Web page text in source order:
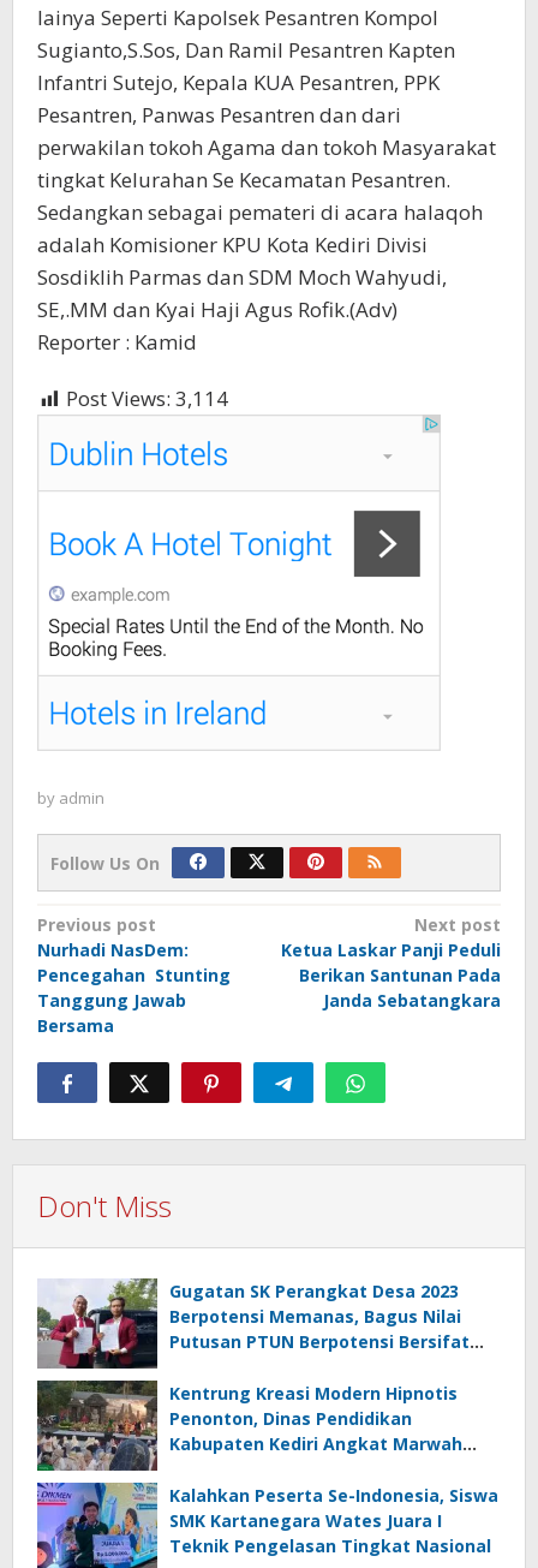
lainya Seperti Kapolsek Pesantren Kompol
Sugianto,S.Sos, Dan Ramil Pesantren Kapten
Infantri Sutejo, Kepala KUA Pesantren, PPK
Pesantren, Panwas Pesantren dan dari
perwakilan tokoh Agama dan tokoh Masyarakat
tingkat Kelurahan Se Kecamatan Pesantren.
Sedangkan sebagai pemateri di acara halaqoh
adalah Komisioner KPU Kota Kediri Divisi
Sosdiklih Parmas dan SDM Moch Wahyudi,
SE,.MM dan Kyai Haji Agus Rofik.(Adv)
Reporter : Kamid
Post Views: 3,114
by admin
Follow Us On
Post
navigation
Previous post
Nurhadi NasDem:
Pencegahan Stunting
Tanggung Jawab
Bersama
Next post
Ketua Laskar Panji Peduli
Berikan Santunan Pada
Janda Sebatangkara
Don't Miss
Gugatan SK Perangkat Desa 2023
Berpotensi Memanas, Bagus Nilai
Putusan PTUN Berpotensi Bersifat
Kentrung Kreasi Modern Hipnotis
Penonton, Dinas Pendidikan
Kabupaten Kediri Angkat Marwah
Kalahkan Peserta Se-Indonesia, Siswa
SMK Kartanegara Wates Juara I
Teknik Pengelasan Tingkat Nasional